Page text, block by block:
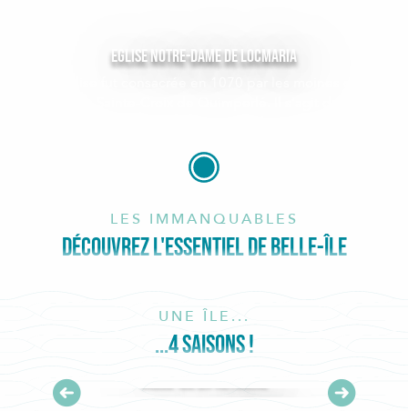
Eglise Notre-Dame de Locmaria
LES IMMANQUABLES
DÉCOUVREZ L'ESSENTIEL DE BELLE-ÎLE
UNE ÎLE...
...4 SAISONS !